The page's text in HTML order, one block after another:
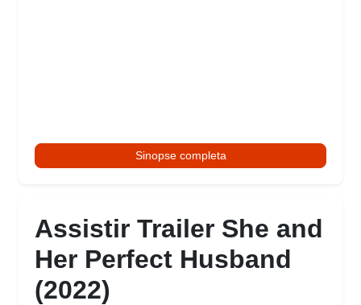
Sinopse completa
Assistir Trailer She and
Her Perfect Husband
(2022)